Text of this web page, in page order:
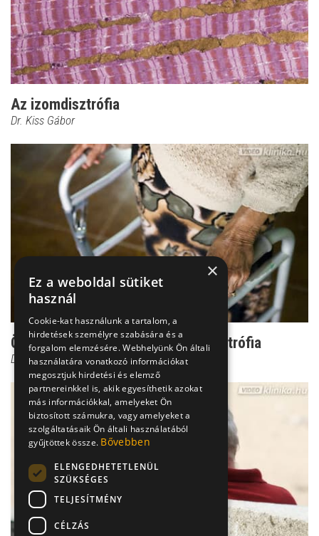
Az izomdisztrófia
Dr. Kiss Gábor
Örökletes izomsorvadás - izomdisztrófia
Dr. Ertsey Csaba
×
Ez a weboldal sütiket
használ
Cookie-kat használunk a tartalom, a
hirdetések személyre szabására és a
forgalom elemzésére. Webhelyünk Ön általi
használatára vonatkozó információkat
megosztjuk hirdetési és elemző
partnereinkkel is, akik egyesíthetik azokat
más információkkal, amelyeket Ön
biztosított számukra, vagy amelyeket a
szolgáltatásaik Ön általi használatából
gyűjtöttek össze. Bővebben
ELENGEDHETETLENÜL
SZÜKSÉGES
TELJESÍTMÉNY
CÉLZÁS